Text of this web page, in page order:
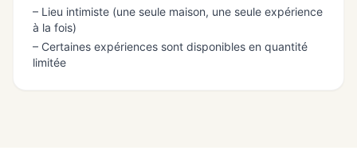
– Lieu intimiste (une seule maison, une seule expérience
à la fois)
– Certaines expériences sont disponibles en quantité
limitée